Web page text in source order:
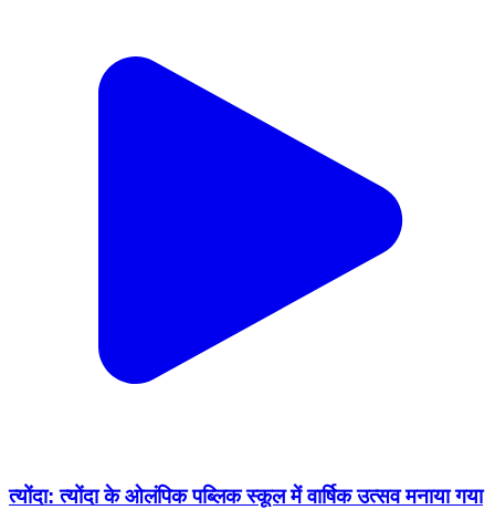
त्योंदा: त्योंदा के ओलंपिक पब्लिक स्कूल में वार्षिक उत्सव मनाया गया